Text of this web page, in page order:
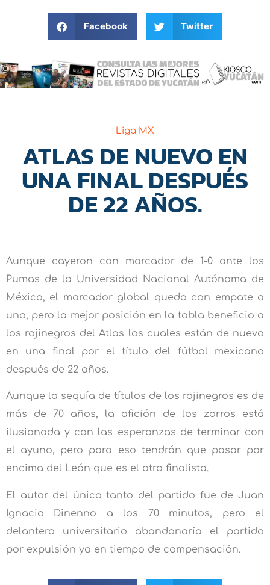
Facebook Twitter
Liga MX
ATLAS DE NUEVO EN
UNA FINAL DESPUÉS
DE 22 AÑOS.
Aunque cayeron con marcador de 1-0 ante los
Pumas de la Universidad Nacional Autónoma de
México, el marcador global quedo con empate a
uno, pero la mejor posición en la tabla beneficio a
los rojinegros del Atlas los cuales están de nuevo
en una final por el título del fútbol mexicano
después de 22 años.
Aunque la sequía de títulos de los rojinegros es de
más de 70 años, la afición de los zorros está
ilusionada y con las esperanzas de terminar con
el ayuno, pero para eso tendrán que pasar por
encima del León que es el otro finalista.
El autor del único tanto del partido fue de Juan
Ignacio Dinenno a los 70 minutos, pero el
delantero universitario abandonaría el partido
por expulsión ya en tiempo de compensación.